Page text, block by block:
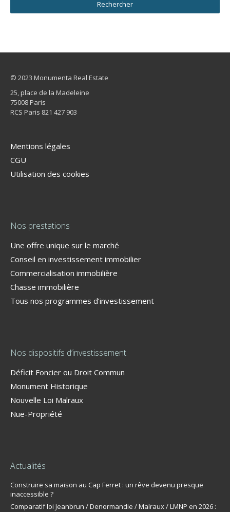
© 2023 Monumenta Real Estate
25, place de la Madeleine
75008 Paris
RCS Paris 821 427 903
Mentions légales
CGU
Utilisation des cookies
Nos prestations
Une offre unique sur le marché
Conseil en investissement immobilier
Commercialisation immobilière
Chasse immobilière
Tous nos programmes d’investissement
Nos dispositifs d’investissement
Déficit Foncier ou Droit Commun
Monument Historique
Nouvelle Loi Malraux
Nue-Propriété
Actualités
Construire sa maison au Cap Ferret : un rêve devenu presque
inaccessible ?
Comparatif loi Jeanbrun / Denormandie / Malraux / LMNP en 2026 :